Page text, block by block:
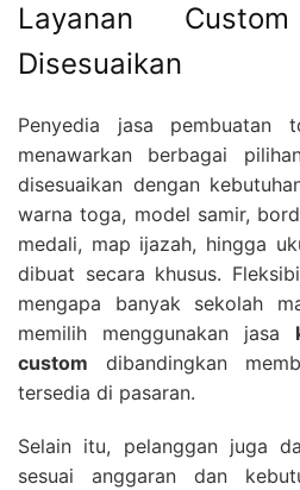
Layanan
Disesuaikan
Penyedia jasa pembuatan
menawarkan berbagai
disesuaikan dengan
warna toga, model samir,
medali, map ijazah, hingga
dibuat secara khusus.
mengapa banyak sekolah
memilih menggunakan jasa
custom dibandingkan
tersedia di pasaran.
Selain itu, pelanggan juga
sesuai anggaran dan